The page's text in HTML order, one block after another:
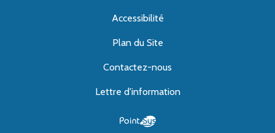
Accessibilité
Plan du Site
Contactez-nous
Lettre d'information